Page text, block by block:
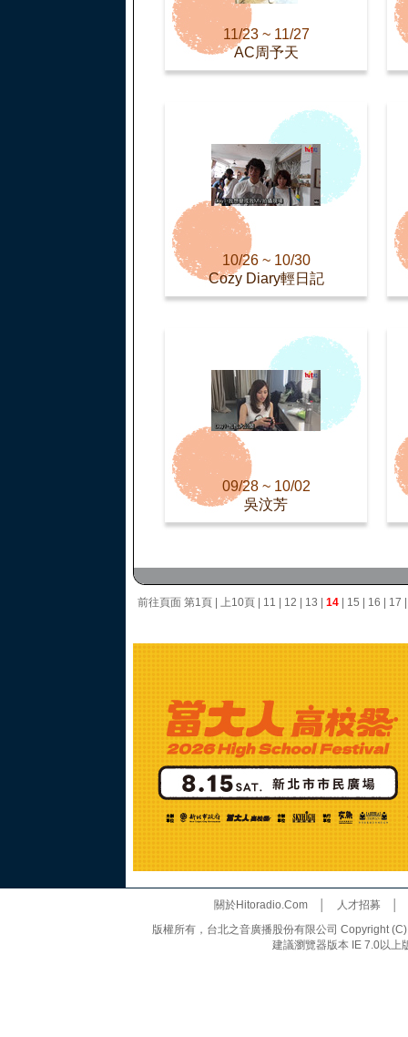
11/23 ~ 11/27
AC周予天
10/26 ~ 10/30
Cozy Diary輕日記
09/28 ~ 10/02
吳汶芳
前往頁面 第1頁 上10頁 11 12 13 14 15 16 17
關於Hitoradio.Com│ 人才招募
版權所有，台北之音廣播股份有限公司 Copyright
建議瀏覽器版本 IE 7.0以上